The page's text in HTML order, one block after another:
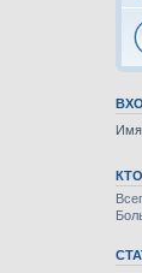
Имя